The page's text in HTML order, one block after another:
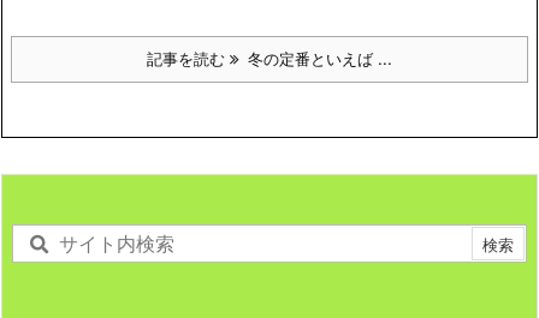
記事を読む 冬の定番といえば ...